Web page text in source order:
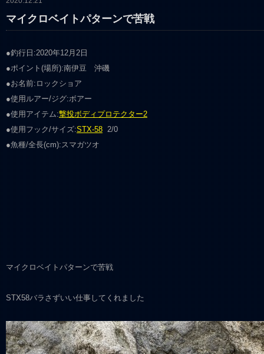
マイクロベイトパターンで苦戦
●釣行日:2020年12月2日
●ポイント(場所):南伊豆 沖磯
●お名前:ロックショア
●使用ルアー/ジグ:ボアー
●使用アイテム:撃投ボディプロテクター2
●使用フック/サイズ:STX-582/0
●魚種/全長(cm):スマガツオ
マイクロベイトパターンで苦戦
STX58バラさずいい仕事してくれました